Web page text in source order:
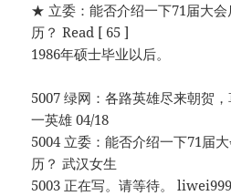
★ 立委：能否介绍一下71届大
历？ Read [ 65 ]
1986年硕士毕业以后。
5007 绿网：各路英雄尽来朝贺
一英雄 04/18
5004 立委：能否介绍一下71届
历？ 武汉女生
5003 正在写。请等待。